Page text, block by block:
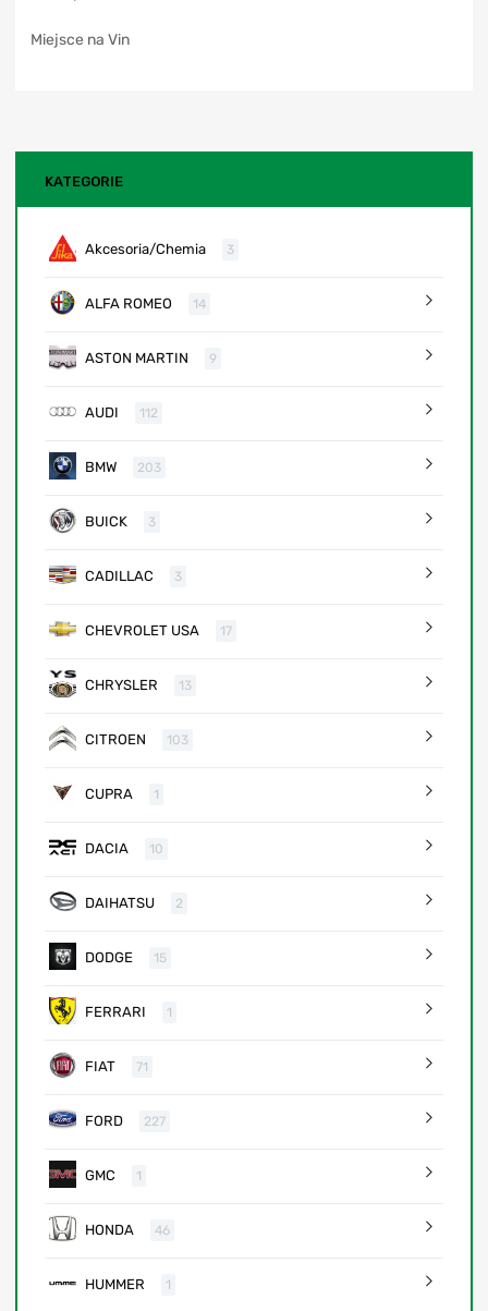
Miejsce na Vin
KATEGORIE
Akcesoria/Chemia 3
ALFA ROMEO 14
ASTON MARTIN 9
AUDI 112
BMW 203
BUICK 3
CADILLAC 3
CHEVROLET USA 17
CHRYSLER 13
CITROEN 103
CUPRA 1
DACIA 10
DAIHATSU 2
DODGE 15
FERRARI 1
FIAT 71
FORD 227
GMC 1
HONDA 46
HUMMER 1